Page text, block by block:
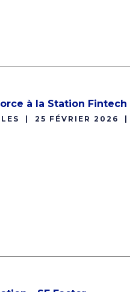
à la Station Fintech
25 FÉVRIER 2026